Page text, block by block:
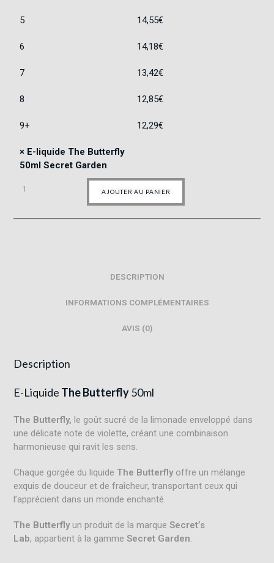
5 14,55€
6 14,18€
7 13,42€
8 12,85€
9+ 12,29€
× E-liquide The Butterfly
50ml Secret Garden
AJOUTER AU PANIER
DESCRIPTION
INFORMATIONS COMPLÉMENTAIRES
AVIS (0)
Description
E-Liquide The Butterfly50ml
The Butterfly, le goût sucré de la limonade enveloppé dans
une délicate note de violette, créant une combinaison
harmonieuse qui ravit les sens.
Chaque gorgée du liquideThe Butterfly offre un mélange
exquis de douceur et de fraîcheur, transportant ceux qui
l’apprécient dans un monde enchanté.
The Butterflyun produit de la marqueSecret’s
Lab, appartient à la gammeSecret Garden